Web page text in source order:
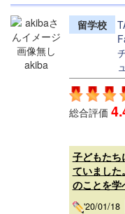
akiba
留学校
総合評価
子どもたち
ていました
のことを学
'20/01/18